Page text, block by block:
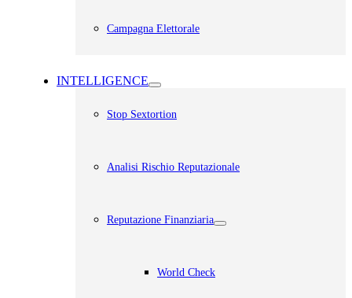
Campagna Elettorale
INTELLIGENCE
Stop Sextortion
Analisi Rischio Reputazionale​
Reputazione Finanziaria
World Check